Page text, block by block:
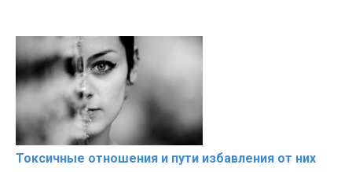
Токсичные отношения и пути избавления от них